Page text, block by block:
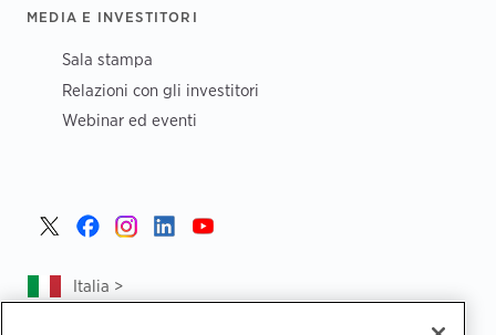
MEDIA E INVESTITORI
Sala stampa
Relazioni con gli investitori
Webinar ed eventi
Italia >